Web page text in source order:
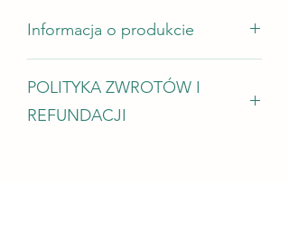
Informacja o produkcie
wysokość odlewu - nie mniej niż 5 mm
zużycie żywicy - od 80g
POLITYKA ZWROTÓW I
REFUNDACJI